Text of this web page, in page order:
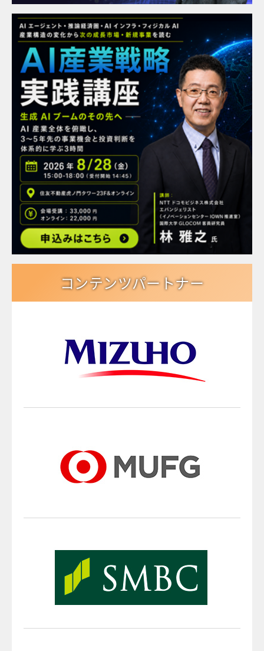
コンテンツパートナー